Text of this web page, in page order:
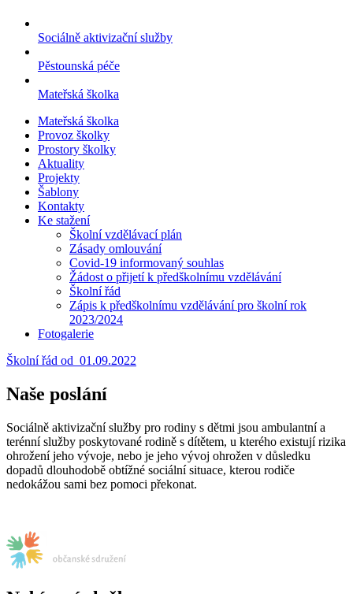
Sociálně aktivizační služby
Pěstounská péče
Mateřská školka
Mateřská školka
Provoz školky
Prostory školky
Aktuality
Projekty
Šablony
Kontakty
Ke stažení
Školní vzdělávací plán
Zásady omlouvání
Covid-19 informovaný souhlas
Žádost o přijetí k předškolnímu vzdělávání
Školní řád
Zápis k předškolnímu vzdělávání pro školní rok
2023/2024
Fotogalerie
Školní řád od_01.09.2022
Naše poslání
Sociálně aktivizační služby pro rodiny s dětmi jsou ambulantní a
terénní služby poskytované rodině s dítětem, u kterého existují rizika
ohrožení jeho vývoje, nebo je jeho vývoj ohrožen v důsledku
dopadů dlouhodobě obtížné sociální situace, kterou rodiče
nedokážou sami bez pomoci překonat.